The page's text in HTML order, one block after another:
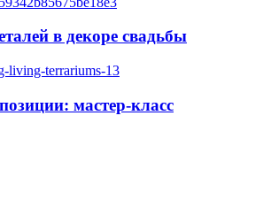
в декоре свадьбы
мастер-класс